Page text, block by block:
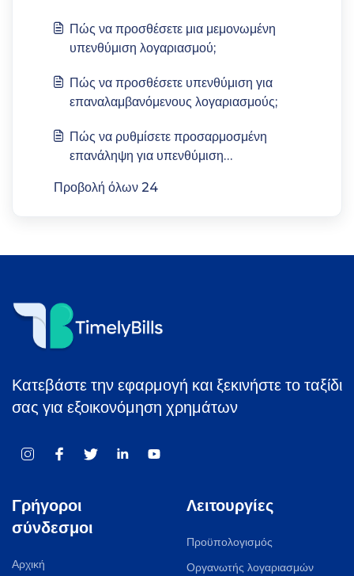
Πώς να προσθέσετε μια μεμονωμένη
υπενθύμιση λογαριασμού;
Πώς να προσθέσετε υπενθύμιση για
επαναλαμβανόμενους λογαριασμούς;
Πώς να ρυθμίσετε προσαρμοσμένη
επανάληψη για υπενθύμιση
Προβολή όλων 24
Κατεβάστε την εφαρμογή και ξεκινήστε το ταξίδι
σας για εξοικονόμηση χρημάτων
Γρήγοροι
σύνδεσμοι
Αρχική
Λειτουργίες
Προϋπολογισμός
Οργανωτής λογαριασμών